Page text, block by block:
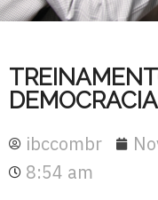
ibccombr
8:54 am